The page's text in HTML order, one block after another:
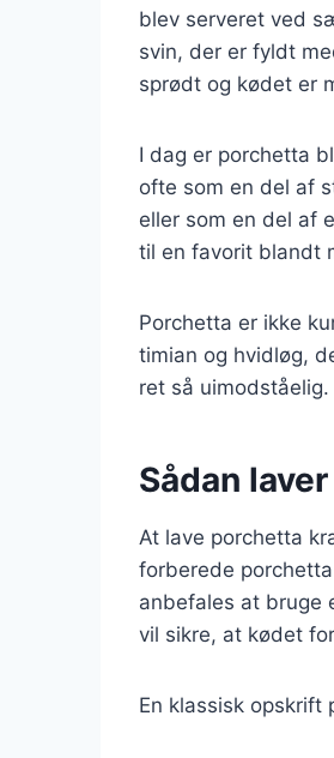
blev serveret ved
svin, der er fyldt
sprødt og kødet er
I dag er porchetta
ofte som en del af
eller som en del af
til en favorit blandt
Porchetta er ikke
timian og hvidløg,
ret så
Sådan
At lave porchetta
forberede
anbefales at bruge
vil sikre, at kødet
En klassisk opskrift